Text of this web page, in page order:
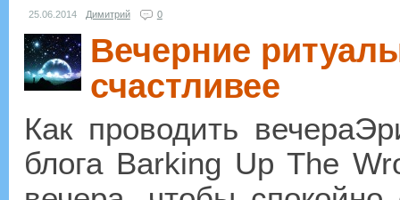
25.06.2014 Димитрий 0
Вечерние
счастливее
Как про­во­дить
блога Barking Up The